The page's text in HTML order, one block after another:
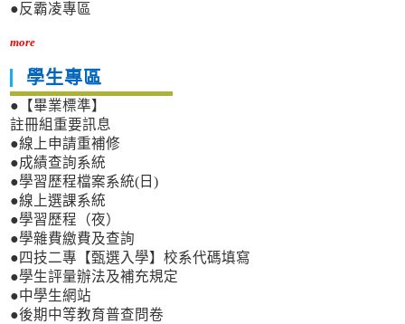
●反霸凌專區
more
學生專區
●【畢業標準】
註冊組重要訊息
●線上申請重補修
●成績查詢系統
●學習歷程檔案系統(日)
●線上選課系統
●學習歷程（夜）
●學雜費繳費及查詢
●四技二專【甄選入學】校系代碼填寫
●學生評量辦法及補充規定
●中學生網站
●後期中等教育普查問卷